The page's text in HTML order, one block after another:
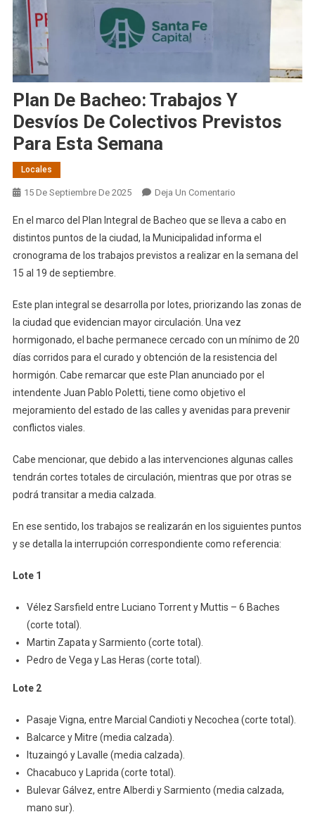
Plan De Bacheo: Trabajos Y
Desvíos De Colectivos Previstos
Para Esta Semana
Locales
15 De Septiembre De 2025 Deja Un ComentarioEn
De
Bacheo:
Trabajos
De
Colectivos
Previstos
Para
Semana
En el marco del Plan Integral de Bacheo que se lleva a cabo en
distintos puntos de la ciudad, la Municipalidad informa el
cronograma de los trabajos previstos a realizar en la semana del
15 al 19 de septiembre.
Este plan integral se desarrolla por lotes, priorizando las zonas de
la ciudad que evidencian mayor circulación. Una vez
hormigonado, el bache permanece cercado con un mínimo de 20
días corridos para el curado y obtención de la resistencia del
hormigón. Cabe remarcar que este Plan anunciado por el
intendente Juan Pablo Poletti, tiene como objetivo el
mejoramiento del estado de las calles y avenidas para prevenir
conflictos viales.
Cabe mencionar, que debido a las intervenciones algunas calles
tendrán cortes totales de circulación, mientras que por otras se
podrá transitar a media calzada.
En ese sentido, los trabajos se realizarán en los siguientes puntos
y se detalla la interrupción correspondiente como referencia:
Lote 1
Vélez Sarsfield entre Luciano Torrent y Muttis – 6 Baches
(corte total).
Martin Zapata y Sarmiento (corte total).
Pedro de Vega y Las Heras (corte total).
Lote 2
Pasaje Vigna, entre Marcial Candioti y Necochea (corte total).
Balcarce y Mitre (media calzada).
Ituzaingó y Lavalle (media calzada).
Chacabuco y Laprida (corte total).
Bulevar Gálvez, entre Alberdi y Sarmiento (media calzada,
mano sur).